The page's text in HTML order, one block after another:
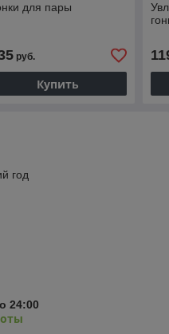
для пары
руб.
Купить
год
24:00